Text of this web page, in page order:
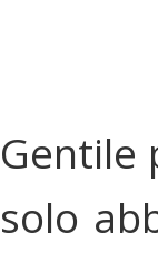
Gentile
solo